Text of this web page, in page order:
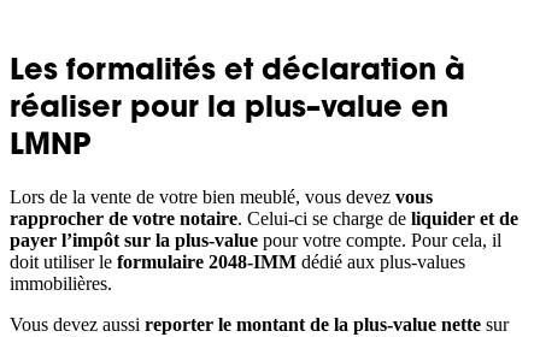
Les formalités et déclaration à
réaliser pour la plus–value en
LMNP
Lors de la vente de votre bien meublé, vous devez vous
rapprocher de votre notaire. Celui-ci se charge de liquider et de
payer l’impôt sur la plus-value pour votre compte. Pour cela, il
doit utiliser le formulaire 2048-IMM dédié aux plus-values
immobilières.
Vous devez aussi reporter le montant de la plus-value nette sur